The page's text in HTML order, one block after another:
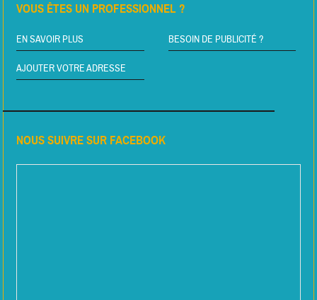
VOUS ÊTES UN PROFESSIONNEL ?
EN SAVOIR PLUS BESOIN DE PUBLICITÉ ?
AJOUTER VOTRE ADRESSE
NOUS SUIVRE SUR FACEBOOK